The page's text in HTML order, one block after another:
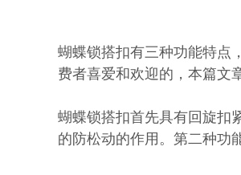
蝴蝶锁搭扣有三种功能特点
费者喜爱和欢迎的，本篇文
蝴蝶锁搭扣首先具有回旋扣
的防松动的作用。第二种功